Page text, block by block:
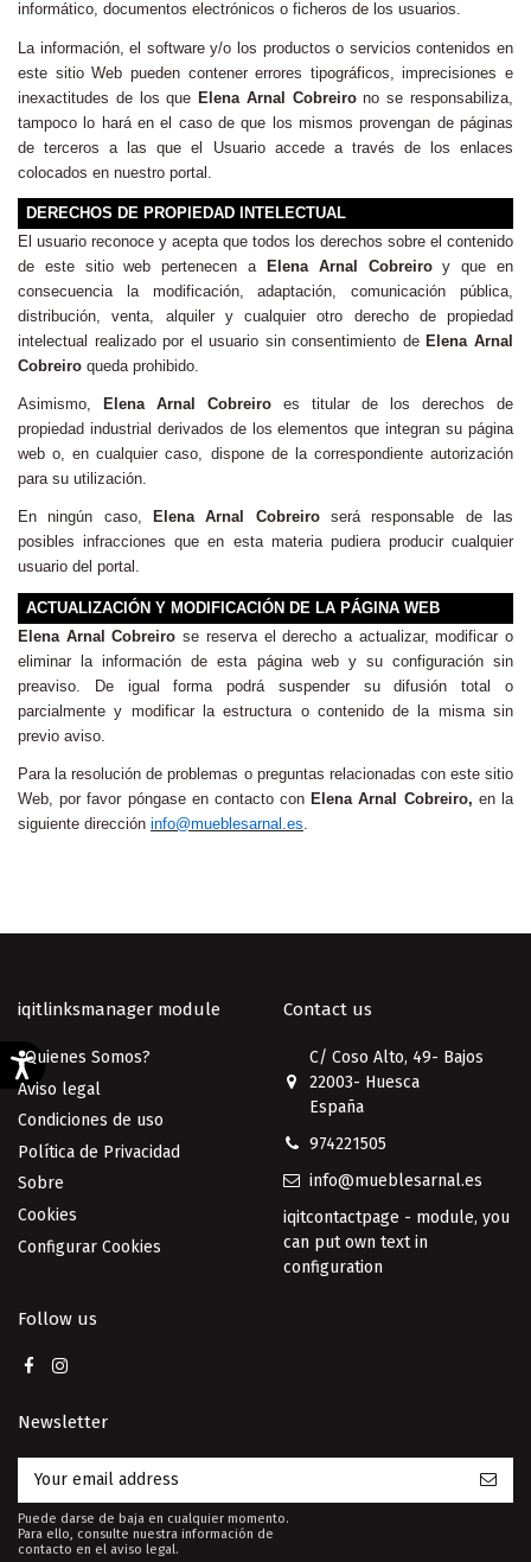
informático, documentos electrónicos o ficheros de los usuarios.
La información, el software y/o los productos o servicios contenidos en
este sitio Web pueden contener errores tipográficos, imprecisiones e
inexactitudes de los que Elena Arnal Cobreiro no se responsabiliza,
tampoco lo hará en el caso de que los mismos provengan de páginas
de terceros a las que el Usuario accede a través de los enlaces
colocados en nuestro portal.
DERECHOS DE PROPIEDAD INTELECTUAL
El usuario reconoce y acepta que todos los derechos sobre el contenido
de este sitio web pertenecen a
Elena Arnal Cobreiro y que en
consecuencia la modificación, adaptación, comunicación pública,
distribución, venta, alquiler y cualquier otro derecho de propiedad
intelectual realizado por el usuario sin consentimiento de Elena Arnal
Cobreiro queda prohibido.
Asimismo, Elena Arnal Cobreiro
es titular de los derechos de
propiedad industrial derivados de los elementos que integran su página
web o, en cualquier caso, dispone de la correspondiente autorización
para su utilización.
En ningún caso, Elena Arnal Cobreiro
será responsable de las
posibles infracciones que en esta materia pudiera producir cualquier
usuario del portal.
ACTUALIZACIÓN Y MODIFICACIÓN DE LA PÁGINA WEB
Elena Arnal Cobreiro se reserva el derecho a actualizar, modificar o
eliminar la información de esta página web y su configuración sin
preaviso. De igual forma podrá suspender su difusión total o
parcialmente y modificar la estructura o contenido de la misma sin
previo aviso.
Para la resolución de problemas o preguntas relacionadas con este sitio
Web, por favor póngase en contacto con Elena Arnal Cobreiro, en la
siguiente dirección info@mueblesarnal.es.
iqitlinksmanager module
¿Quienes Somos?
Aviso legal
Condiciones de uso
Política de Privacidad
Sobre
Cookies
Configurar Cookies
Contact us
C/ Coso Alto, 49- Bajos
22003- Huesca
España
974221505
info@mueblesarnal.es
iqitcontactpage - module, you
can put own text in
configuration
Follow us
Newsletter
Puede darse de baja en cualquier momento.
Para ello, consulte nuestra información de
contacto en el aviso legal.